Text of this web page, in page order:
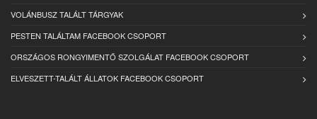
VOLÁNBUSZ TALÁLT TÁRGYAK
PESTEN TALÁLTAM FACEBOOK CSOPORT
ORSZÁGOS RONGYIMENTŐ SZOLGÁLAT FACEBOOK CSOPORT
ELVESZETT-TALÁLT ÁLLATOK FACEBOOK CSOPORT